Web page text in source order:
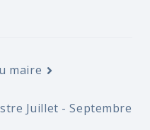
maire
Juillet - Septembre